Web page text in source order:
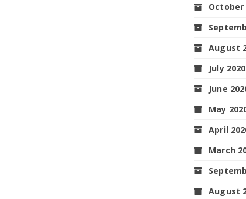
October
August
July 2020
June
May
April
March
August